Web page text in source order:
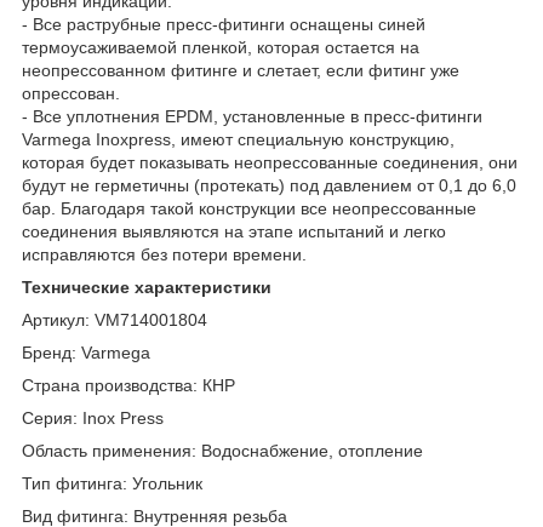
- Все раструбные пресс-фитинги оснащены синей
термоусаживаемой пленкой, которая остается на
неопрессованном фитинге и слетает, если фитинг уже
опрессован.
- Все уплотнения EPDM, установленные в пресс-фитинги
Varmega Inoxpress, имеют специальную конструкцию,
которая будет показывать неопрессованные соединения, они
будут не герметичны (протекать) под давлением от 0,1 до 6,0
бар. Благодаря такой конструкции все неопрессованные
соединения выявляются на этапе испытаний и легко
исправляются без потери времени.
Технические характеристики
Артикул: VM714001804
Бренд: Varmega
Страна производства: КНР
Серия: Inox Press
Область применения: Водоснабжение, отопление
Тип фитинга: Угольник
Вид фитинга: Внутренняя резьба